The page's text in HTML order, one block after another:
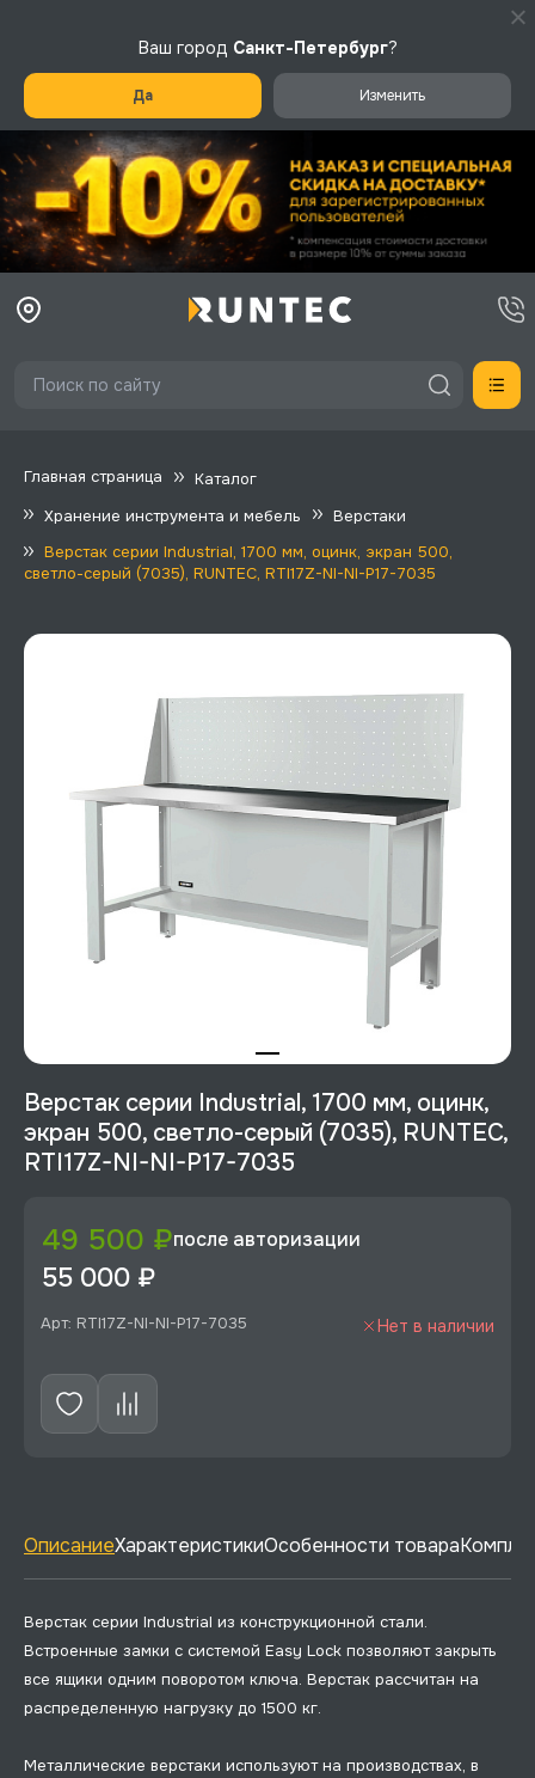
Ваш город Санкт-Петербург?
Да Изменить
Главная страница
Каталог
Хранение инструмента и мебель
Верстаки
Верстак серии Industrial, 1700 мм, оцинк, экран 500,
светло-серый (7035), RUNTEC, RTI17Z-NI-NI-P17-7035
Верстак серии Industrial, 1700 мм, оцинк,
экран 500, светло-серый (7035), RUNTEC,
RTI17Z-NI-NI-P17-7035
49 500 ₽после авторизации
55 000 ₽
Арт: RTI17Z-NI-NI-P17-7035 Нет в наличии
ОписаниеХарактеристикиОсобенности товара
Верстак серии Industrial из конструкционной стали.
Встроенные замки с системой Easy Lock позволяют закрыть
все ящики одним поворотом ключа. Верстак рассчитан на
распределенную нагрузку до 1500 кг.
Металлические верстаки используют на производствах, в